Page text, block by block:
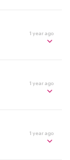
1 year ago
1 year ago
1 year ago